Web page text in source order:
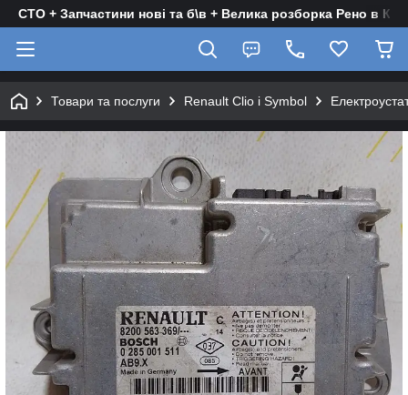
СТО + Запчастини нові та б\в + Велика розборка Рено в
Товари та послуги Renault Clio і Symbol